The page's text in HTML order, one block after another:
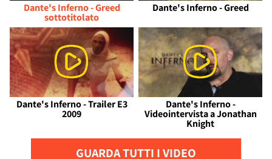
Dante's Inferno - Greed
sottotitolato
Dante's Inferno - Greed
Dante's Inferno - Trailer E3
2009
Dante's Inferno -
Videointervista a Jonathan
Knight
GUARDA TUTTI I VIDEO